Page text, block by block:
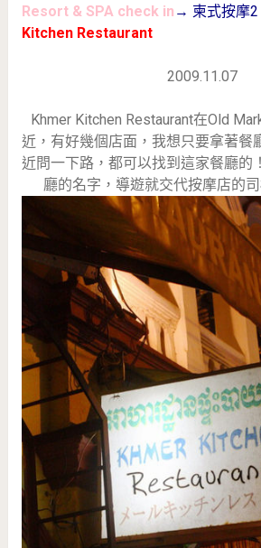
Resort & SPA check in → 柬式按摩
Kitchen Restaurant
2009.11.07
Khmer Kitchen Restaurant在Old
近，有好幾個店面，我想只要拿著餐
近問一下路，都可以找到這家餐廳的
廳的名字，導遊就交代按摩店的